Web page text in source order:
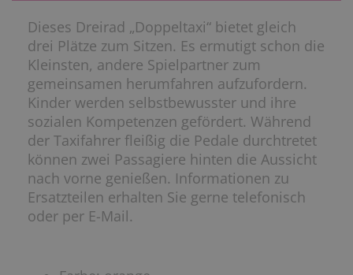
Dieses Dreirad „Doppeltaxi“ bietet gleich
drei Plätze zum Sitzen. Es ermutigt schon die
Kleinsten, andere Spielpartner zum
gemeinsamen herumfahren aufzufordern.
Kinder werden selbstbewusster und ihre
sozialen Kompetenzen gefördert. Während
der Taxifahrer fleißig die Pedale durchtretet
können zwei Passagiere hinten die Aussicht
nach vorne genießen. Informationen zu
Ersatzteilen erhalten Sie gerne telefonisch
oder per E-Mail.